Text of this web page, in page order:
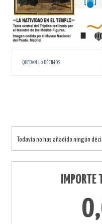
QUEDAN 10 DÉCIMOS
Todavía no has añadido ningún
IMPORTE